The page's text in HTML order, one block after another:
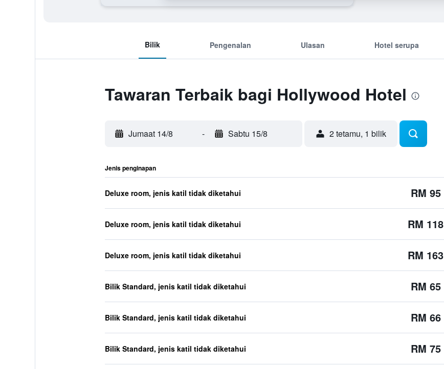
Bilik Pengenalan Ulasan Hotel serupa
Tawaran Terbaik bagi Hollywood Hotel
Jumaat 14/8 - Sabtu 15/8 2 tetamu, 1 bilik
Jenis penginapan
Deluxe room, jenis katil tidak diketahui RM 95
Deluxe room, jenis katil tidak diketahui RM 118
Deluxe room, jenis katil tidak diketahui RM 163
Bilik Standard, jenis katil tidak diketahui RM 65
Bilik Standard, jenis katil tidak diketahui RM 66
Bilik Standard, jenis katil tidak diketahui RM 75